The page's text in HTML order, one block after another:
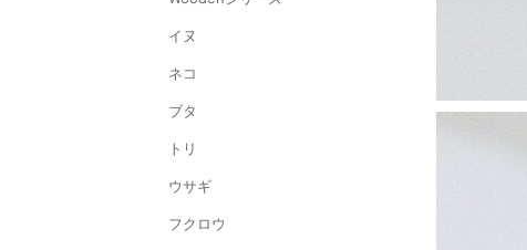
イヌ
ネコ
ブタ
トリ
ウサギ
フクロウ